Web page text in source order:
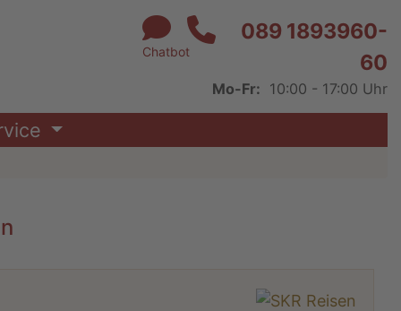
Chatbot
089 1893960-
60
Mo-Fr: 10:00 - 17:00 Uhr